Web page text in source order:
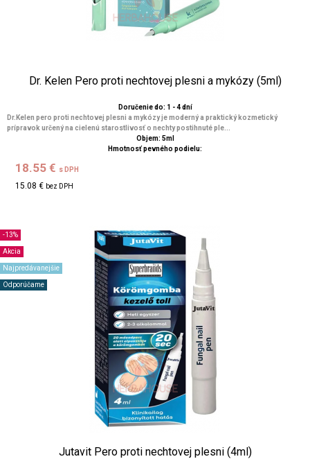
Dr. Kelen Pero proti nechtovej plesni a mykózy (5ml)
Doručenie do: 1 - 4 dní
Dr.Kelen pero proti nechtovej plesni a mykózy je moderný a praktický kozmetický
prípravok určený na cielenú starostlivosť o nechty postihnuté ple...
Objem: 5ml
Hmotnosť pevného podielu:
18.55 € s DPH
15.08 € bez DPH
-13%
Akcia
Najpredávanejšie
Odporúčame
Jutavit Pero proti nechtovej plesni (4ml)